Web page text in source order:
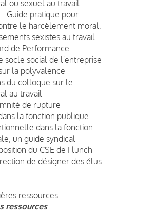
ou sexuel au travail
: Guide pratique pour
le harcèlement moral,
sexistes au travail
de Performance
socle social de l'entreprise
la polyvalence
du colloque sur le
au travail
de rupture
la fonction publique
dans la fonction
un guide syndical
du CSE de Flunch
de désigner des élus
ressources
ressources